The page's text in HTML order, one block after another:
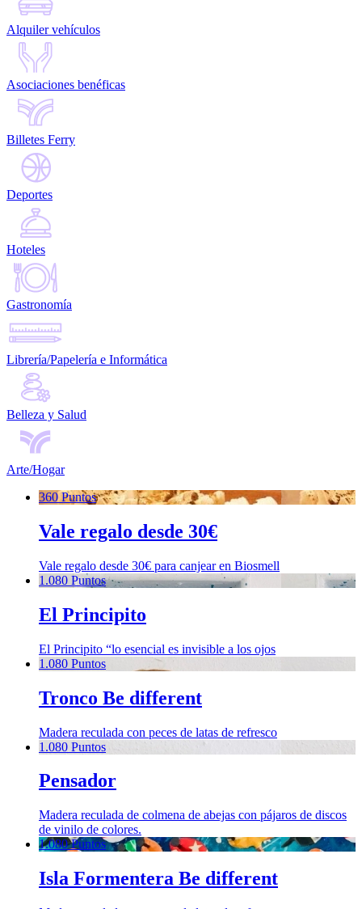
Alquiler vehículos
Asociaciones benéficas
Billetes Ferry
Deportes
Hoteles
Gastronomía
Librería/Papelería e Informática
Belleza y Salud
Arte/Hogar
360 Puntos
Vale regalo desde 30€
Vale regalo desde 30€ para canjear en Biosmell
1.080 Puntos
El Principito
El Principito “lo esencial es invisible a los ojos
1.080 Puntos
Tronco Be different
Madera reculada con peces de latas de refresco
1.080 Puntos
Pensador
Madera reculada de colmena de abejas con pájaros de discos
de vinilo de colores.
1.080 Puntos
Isla Formentera Be different